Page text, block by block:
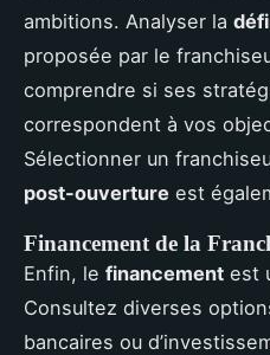
ambitions. Analyser la
proposée par le
comprendre si ses
correspondent à vos
Sélectionner un
post-ouverture est
Financement de la
Enfin, le financement est
Consultez diverses
bancaires ou